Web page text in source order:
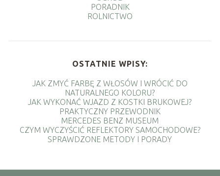
PORADNIK
ROLNICTWO
OSTATNIE WPISY:
JAK ZMYĆ FARBĘ Z WŁOSÓW I WRÓCIĆ DO
NATURALNEGO KOLORU?
JAK WYKONAĆ WJAZD Z KOSTKI BRUKOWEJ?
PRAKTYCZNY PRZEWODNIK
MERCEDES BENZ MUSEUM
CZYM WYCZYŚCIĆ REFLEKTORY SAMOCHODOWE?
SPRAWDZONE METODY I PORADY